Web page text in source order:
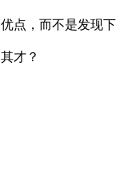
点，而不是发现下
才？